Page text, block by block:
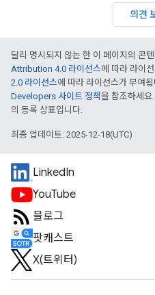
의견
달리 명시되지 않는 한 이 페이지의 콘
Attribution 4.0 라이선스에 따라 라이
2.0 라이선스에 따라 라이선스가 부여
Developers 사이트 정책을 참조하세
의 등록 상표입니다.
최종 업데이트: 2025-12-18(UTC)
LinkedIn
YouTube
블로그
팟캐스트
X(트위터)